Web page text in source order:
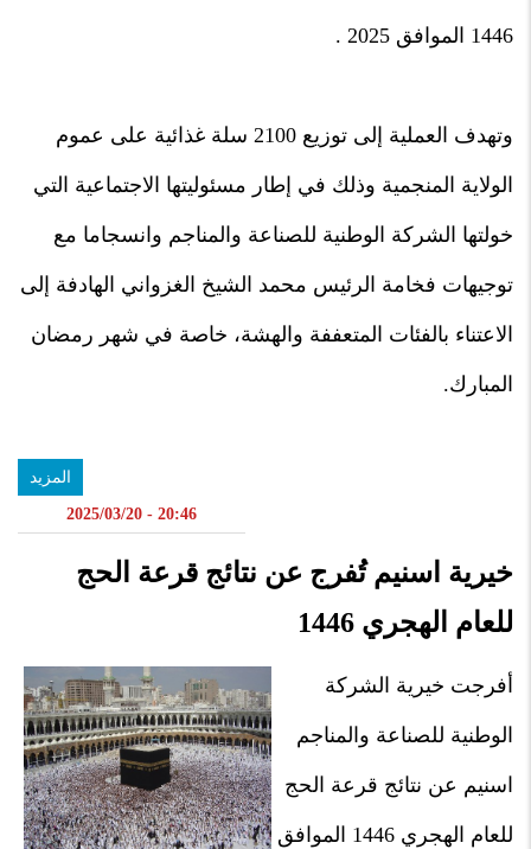
1446 الموافق 2025 .
وتهدف العملية إلى توزيع 2100 سلة غذائية على عموم
الولاية المنجمية وذلك في إطار مسئوليتها الاجتماعية التي
خولتها الشركة الوطنية للصناعة والمناجم وانسجاما مع
توجيهات فخامة الرئيس محمد الشيخ الغزواني الهادفة إلى
الاعتناء بالفئات المتعففة والهشة، خاصة في شهر رمضان
المبارك.
المزيد
20:46 - 2025/03/20
خيرية اسنيم تُفرج عن نتائج قرعة الحج
للعام الهجري 1446
أفرجت خيرية الشركة
الوطنية للصناعة والمناجم
اسنيم عن نتائج قرعة الحج
للعام الهجري 1446 الموافق